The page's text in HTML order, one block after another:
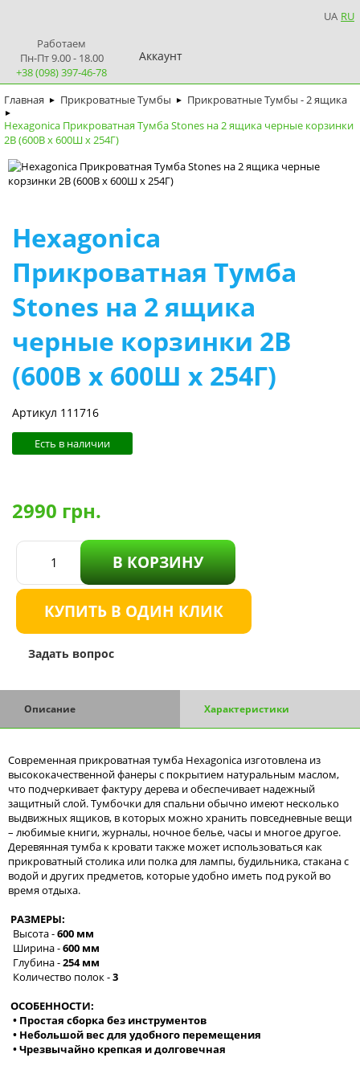
UA RU
Работаем
Пн-Пт 9.00 - 18.00
+38 (098) 397-46-78
Аккаунт
Главная ► Прикроватные Тумбы ► Прикроватные Тумбы - 2 ящика
►
Hexagonica Прикроватная Тумба Stones на 2 ящика черные корзинки
2В (600В х 600Ш х 254Г)
Hexagonica
Прикроватная Тумба
Stones на 2 ящика
черные корзинки 2В
(600В х 600Ш х 254Г)
Артикул 111716
Есть в наличии
2990 грн.
В КОРЗИНУ
КУПИТЬ В ОДИН КЛИК
Задать вопрос
Описание Характеристики
Современная прикроватная тумба Hexagonica изготовлена из
высококачественной фанеры с покрытием натуральным маслом,
что подчеркивает фактуру дерева и обеспечивает надежный
защитный слой. Тумбочки для спальни обычно имеют несколько
выдвижных ящиков, в которых можно хранить повседневные вещи
– любимые книги, журналы, ночное белье, часы и многое другое.
Деревянная тумба к кровати также может использоваться как
прикроватный столика или полка для лампы, будильника, стакана с
водой и других предметов, которые удобно иметь под рукой во
время отдыха.
РАЗМЕРЫ:
Высота -600 мм
Ширина -600 мм
Глубина -254 мм
Количество полок -3
ОСОБЕННОСТИ:
• Простая сборка без инструментов
• Небольшой вес для удобного перемещения
• Чрезвычайно крепкая и долговечная